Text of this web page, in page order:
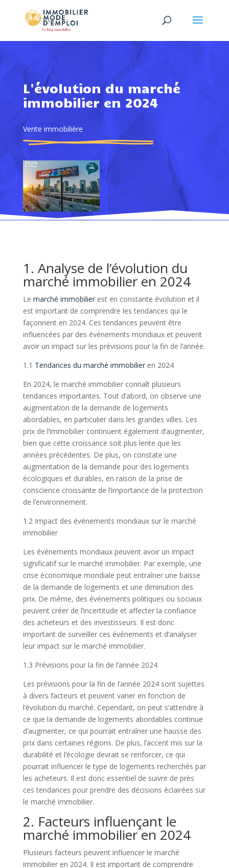
L'évolution du marché
immobilier en 2024
Vente immobilière
1. Analyse de l’évolution du
marché immobilier en 2024
Le marché immobilierest en constante évolution et il
est important de comprendre les tendances qui le
façonnent en 2024. Ces tendances peuvent être
influencées par des événements mondiaux et peuvent
avoir un impact sur les prévisions pour la fin de l’année.
1.1 Tendances du marché immobilieren 2024
En 2024, le marché immobilier connaît plusieurs
tendances importantes. Tout d’abord, on observe une
augmentation de la demande de logements
abordables, en particulier dans les grandes villes. Les
prix de l’immobilier continuent également d’augmenter,
bien que cette croissance soit plus lente que les
années précédentes. De plus, on constate une
augmentation de la demande pour des logements
écologiques et durables, en raison de la prise de
conscience croissante de l’importance de la protection
de l’environnement.
1.2 Impact des événements mondiaux sur le marché
immobilier
Les événements mondiaux peuvent avoir un impact
significatif sur le marché immobilier. Par exemple, une
crise économique mondiale peut entraîner une baisse
de la demande de logements et une diminution des
prix. De même, des événements politiques ou sociaux
peuvent créer de l’incertitude et affecter la confiance
des acheteurs et des investisseurs. Il est donc
important de surveiller ces événements et d’analyser
leur impact sur le marché immobilier.
1.3 Prévisions pour la fin de l’année 2024
Les prévisions pour la fin de l’année 2024 sont sujettes
à divers facteurs et peuvent varier en fonction de
l’évolution du marché. Cependant, on peut s’attendre à
ce que la demande de logements abordables continue
d’augmenter, ce qui pourrait entraîner une hausse des
prix dans certaines régions. De plus, l’accent mis sur la
durabilité et l’écologie devrait se renforcer, ce qui
pourrait influencer le type de logements recherchés par
les acheteurs. Il est donc essentiel de suivre de près
ces tendances pour prendre des décisions éclairées sur
le marché immobilier.
2. Facteurs influençant le
marché immobilier en 2024
Plusieurs facteurs peuvent influencer le marché
immobilier en 2024. Il est important de comprendre